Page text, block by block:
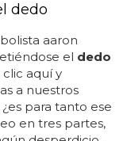
dedo
aaron
el dedo
aquí y
a nuestros
para tanto ese
en tres partes,